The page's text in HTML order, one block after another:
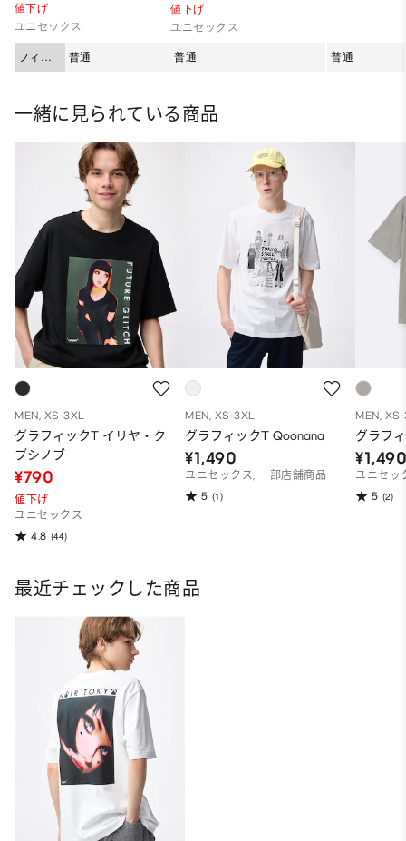
値下げ
ユニセックス
フィッ
ト
普通
値下げ
ユニセックス
普通 普通
一緒に見られている商品
MEN, XS-3XL
グラフィックT イリヤ・ク
ブシノブ
¥790
値下げ
ユニセックス
4.8 (44)
MEN, XS-3XL
グラフィックT Qoonana
¥1,490
ユニセックス, 一部店舗商品
5 (1)
MEN,
グラフ
ユニセッ
5 (2)
最近チェックした商品